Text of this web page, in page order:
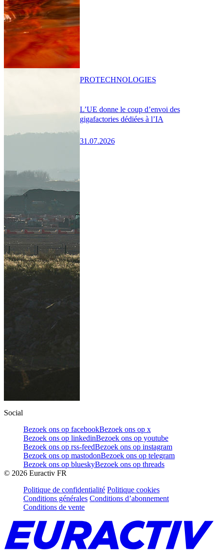
L’UE donne le coup d’envoi des
gigafactories dédiées à l’IA
31.07.2026
PROTECHNOLOGIES
Social
Bezoek ons op facebookBezoek ons op x
Bezoek ons op linkedinBezoek ons op youtube
Bezoek ons op rss-feedBezoek ons op instagram
Bezoek ons op mastodonBezoek ons op telegram
Bezoek ons op blueskyBezoek ons op threads
© 2026 Euractiv FR
Politique de confidentialité Politique cookies
Conditions générales Conditions d’abonnement
Conditions de vente